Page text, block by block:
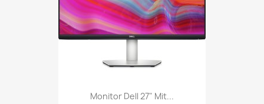
Monitor Dell 27" Mit...